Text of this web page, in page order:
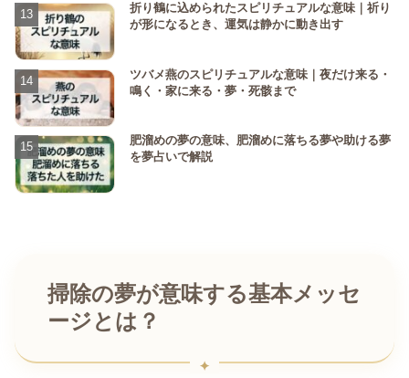
折り鶴に込められたスピリチュアルな意味｜祈り
が形になるとき、運気は静かに動き出す
ツバメ燕のスピリチュアルな意味｜夜だけ来る・
鳴く・家に来る・夢・死骸まで
肥溜めの夢の意味、肥溜めに落ちる夢や助ける夢
を夢占いで解説
掃除の夢が意味する基本メッセ
ージとは？